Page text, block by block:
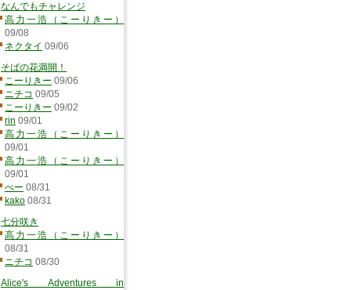
なんでもチャレンジ
高力一浩（こーりきー）
09/08
ネクタイ 09/06
そばの花満開！
こーりきー 09/06
ニチコ 09/05
こーりきー 09/02
rin 09/01
高力一浩（こーりきー）
09/01
高力一浩（こーりきー）
09/01
ぺー 08/31
kako 08/31
七分咲き
高力一浩（こーりきー）
08/31
ニチコ 08/30
Alice's Adventures in